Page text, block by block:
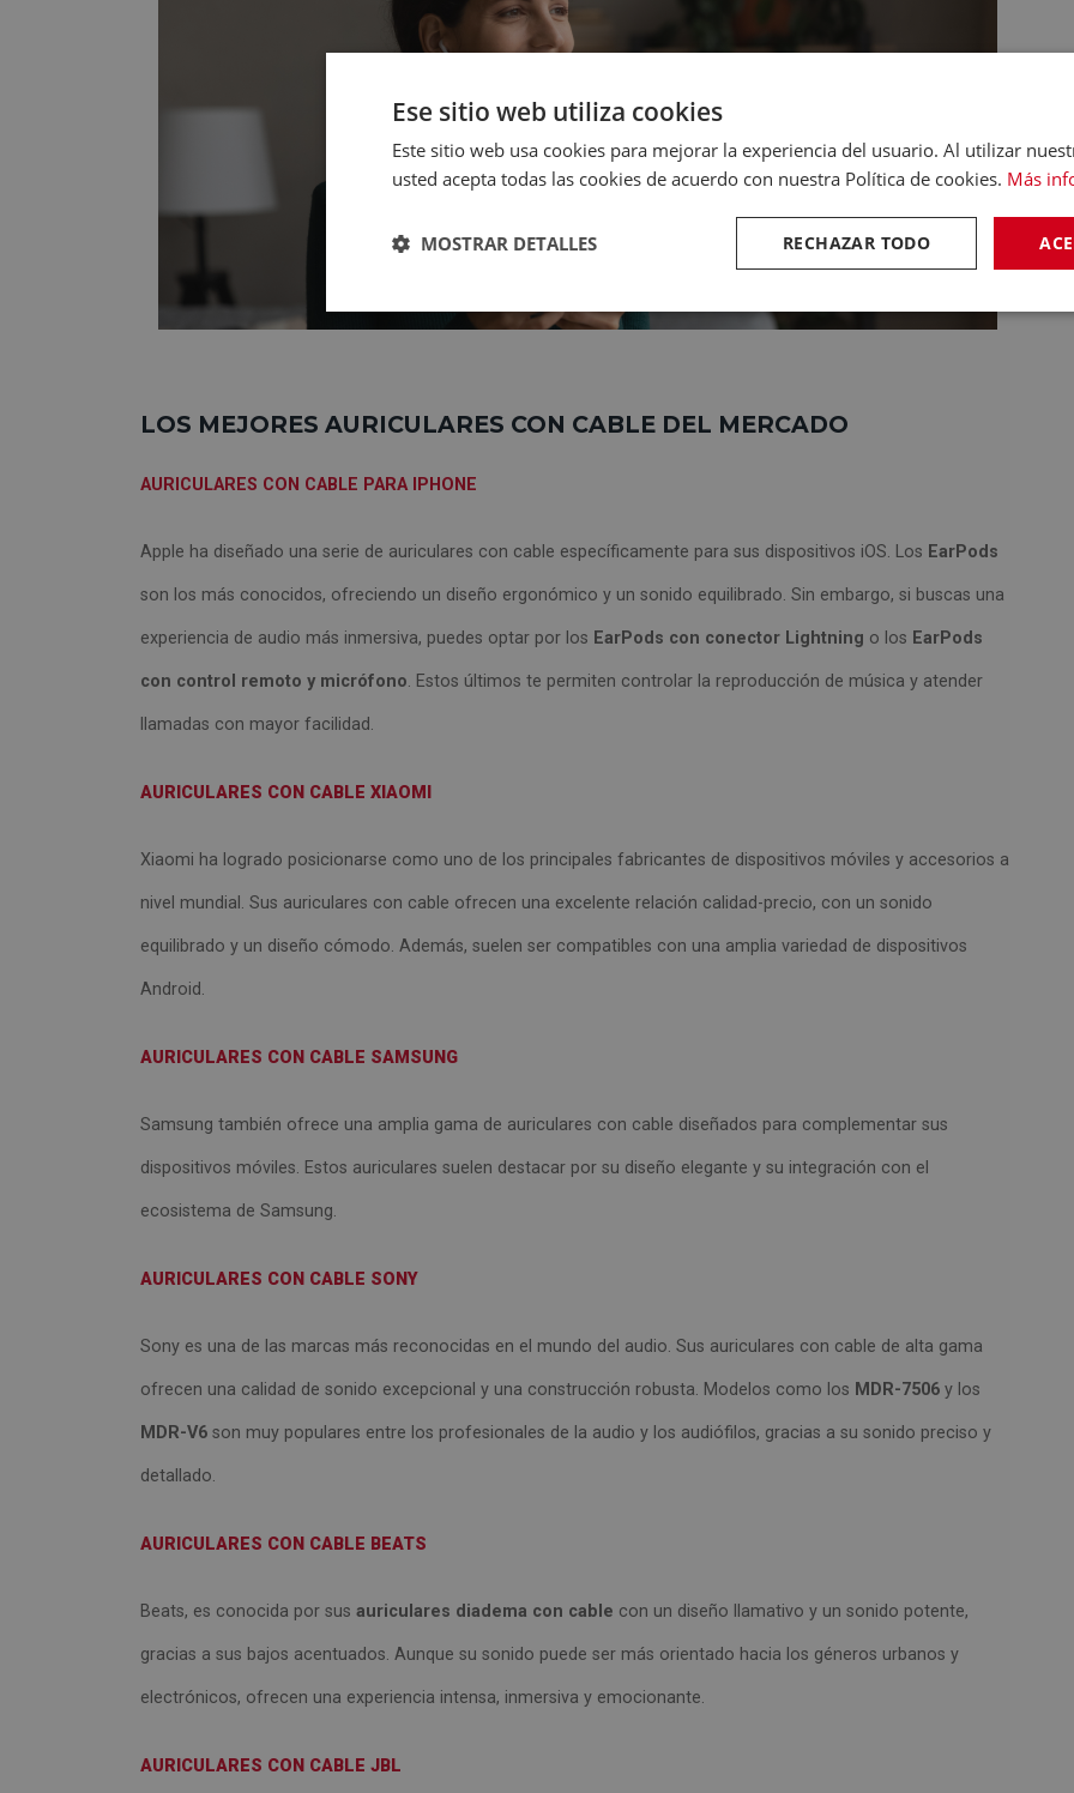
LOS MEJORES AURICULARES CON CABLE DEL MERCADO
AURICULARES CON CABLE PARA IPHONE
Apple ha diseñado una serie de auriculares con cable específicamente para sus dispositivos iOS. Los EarPods
son los más conocidos, ofreciendo un diseño ergonómico y un sonido equilibrado. Sin embargo, si buscas una
experiencia de audio más inmersiva, puedes optar por los EarPods con conector Lightning o los EarPods
con control remoto y micrófono. Estos últimos te permiten controlar la reproducción de música y atender
llamadas con mayor facilidad.
AURICULARES CON CABLE XIAOMI
Xiaomi ha logrado posicionarse como uno de los principales fabricantes de dispositivos móviles y accesorios a
nivel mundial. Sus auriculares con cable ofrecen una excelente relación calidad-precio, con un sonido
equilibrado y un diseño cómodo. Además, suelen ser compatibles con una amplia variedad de dispositivos
Android.
AURICULARES CON CABLE SAMSUNG
Samsung también ofrece una amplia gama de auriculares con cable diseñados para complementar sus
dispositivos móviles. Estos auriculares suelen destacar por su diseño elegante y su integración con el
ecosistema de Samsung.
AURICULARES CON CABLE SONY
Sony es una de las marcas más reconocidas en el mundo del audio. Sus auriculares con cable de alta gama
ofrecen una calidad de sonido excepcional y una construcción robusta. Modelos como los MDR-7506 y los
MDR-V6 son muy populares entre los profesionales de la audio y los audiófilos, gracias a su sonido preciso y
detallado.
AURICULARES CON CABLE BEATS
Beats, es conocida por sus auriculares diadema con cable con un diseño llamativo y un sonido potente,
gracias a sus bajos acentuados. Aunque su sonido puede ser más orientado hacia los géneros urbanos y
electrónicos, ofrecen una experiencia intensa, inmersiva y emocionante.
AURICULARES CON CABLE JBL
Ese sitio web utiliza cookies
Este sitio web usa cookies para mejorar la experiencia del usuario. Al utilizar
usted acepta todas las cookies de acuerdo con nuestra Política de cookies. Más
RECHAZAR TODO
MOSTRAR DETALLES